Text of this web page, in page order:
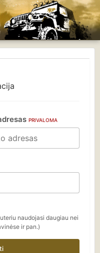
PRIVALOMA
naudojasi daugiau nei
ir pan.)